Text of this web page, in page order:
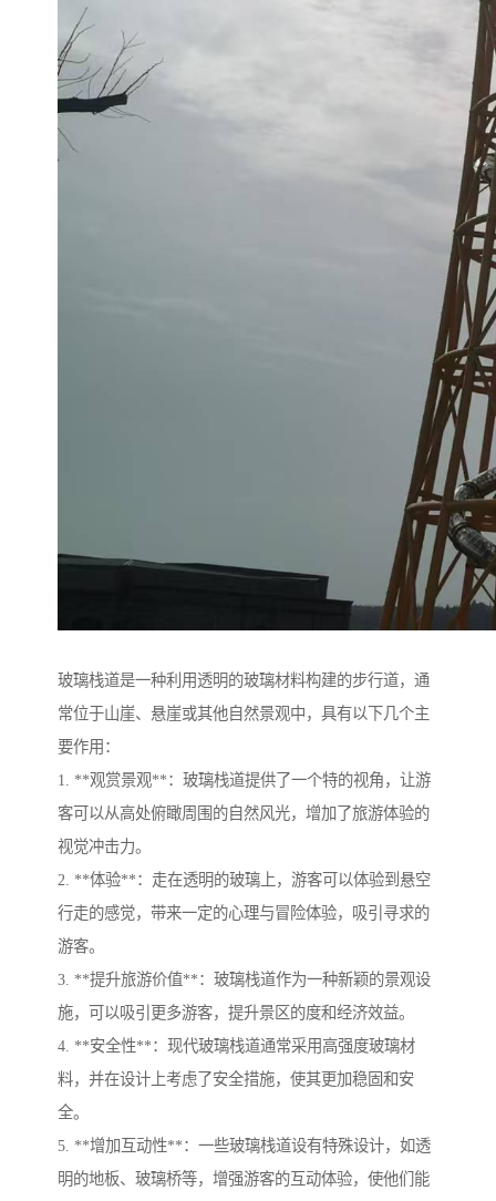
玻璃栈道是一种利用透明的玻璃材料构建的步行道，通
常位于山崖、悬崖或其他自然景观中，具有以下几个主
要作用：
1. **观赏景观**：玻璃栈道提供了一个特的视角，让游
客可以从高处俯瞰周围的自然风光，增加了旅游体验的
视觉冲击力。
2. **体验**：走在透明的玻璃上，游客可以体验到悬空
行走的感觉，带来一定的心理与冒险体验，吸引寻求的
游客。
3. **提升旅游价值**：玻璃栈道作为一种新颖的景观设
施，可以吸引更多游客，提升景区的度和经济效益。
4. **安全性**：现代玻璃栈道通常采用高强度玻璃材
料，并在设计上考虑了安全措施，使其更加稳固和安
全。
5. **增加互动性**：一些玻璃栈道设有特殊设计，如透
明的地板、玻璃桥等，增强游客的互动体验，使他们能